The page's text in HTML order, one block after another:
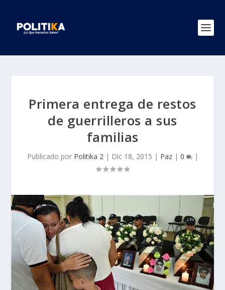
Primera entrega de restos
de guerrilleros a sus
familias
Publicado por Politika 2| Dic 18, 2015 | Paz| 0 |